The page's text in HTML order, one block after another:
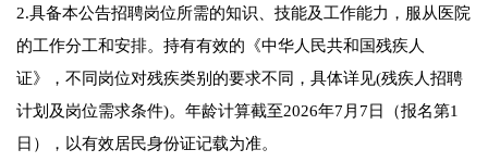
2.具备本公告招聘岗位所需的知识、技能及工作能力，服从医院
的工作分工和安排。持有有效的《中华人民共和国残疾人
证》，不同岗位对残疾类别的要求不同，具体详见(残疾人招聘
计划及岗位需求条件)。年龄计算截至2026年7月7日（报名第1
日），以有效居民身份证记载为准。